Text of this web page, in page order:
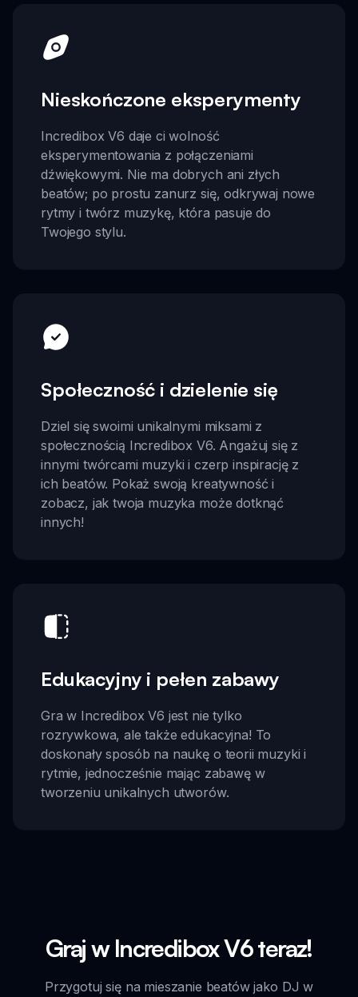
Nieskończone eksperymenty
Incredibox V6 daje ci wolność
eksperymentowania z połączeniami
dźwiękowymi. Nie ma dobrych ani złych
beatów; po prostu zanurz się, odkrywaj nowe
rytmy i twórz muzykę, która pasuje do
Twojego stylu.
Społeczność i dzielenie się
Dziel się swoimi unikalnymi miksami z
społecznością Incredibox V6. Angażuj się z
innymi twórcami muzyki i czerp inspirację z
ich beatów. Pokaż swoją kreatywność i
zobacz, jak twoja muzyka może dotknąć
innych!
Edukacyjny i pełen zabawy
Gra w Incredibox V6 jest nie tylko
rozrywkowa, ale także edukacyjna! To
doskonały sposób na naukę o teorii muzyki i
rytmie, jednocześnie mając zabawę w
tworzeniu unikalnych utworów.
Graj w Incredibox V6 teraz!
Przygotuj się na mieszanie beatów jako DJ w